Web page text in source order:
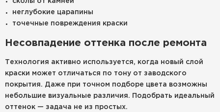
неглубокие царапины
точечные повреждения краски
Несовпадение оттенка после ремонта
Технология активно используется, когда новый слой
краски может отличаться по тону от заводского
покрытия. Даже при точном подборе цвета возможны
небольшие визуальные различия. Подобрать идеальный
оттенок — задача не из простых.